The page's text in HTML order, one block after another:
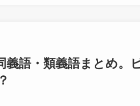
義語・類義語まとめ。